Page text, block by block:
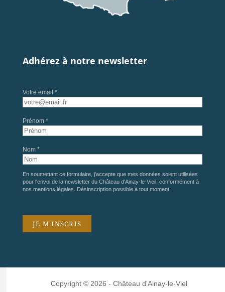
Adhérez à notre newsletter
Votre email *
Prénom *
Nom *
En soumettant ce formulaire, j'accepte que mes données soient utilisées
pour l'envoi de la newsletter du Château d'Ainay-le-Vieil, conformément à
nos mentions légales . Désinscription possible à tout moment.
Copyright © 2026 - Château d'Ainay-le-Viel